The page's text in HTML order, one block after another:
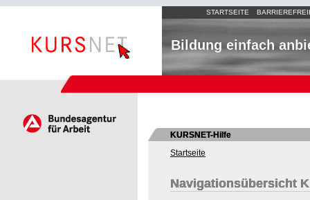
STARTSEITE
Bildung einfach
KURSNET-Hilfe
Startseite
Navigationsübersicht